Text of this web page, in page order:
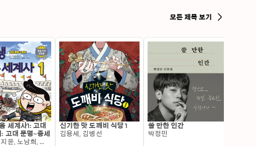
면 술술 읽히는 《용선생》 만의 장점을 고스란히 살려, 처음
분량도 방대합니다. 그래서 지금까지 어린이를 위한 세계사
이나 잘 알려진 문화재, 혹은 일부 사건이나 나라의 역사만
만 읽고 세계의 역사의 흐름을 한 번에 이해하기에는 무리가
읽히는 세계사 책으로 유명한 《교양으로 읽는 용선생 세계
중요한 줄기를 알차게 담았습니다. 부담 없는 마음으로 책을
빠져들게 됩니다.
모든 제목 보기
세계사1: 고대
고대 문명~중세
김선혜, 정지윤, 노남희, 뭉선생, 윤효식, 이우일, 김선빈, 사회평론 역사연구소
신기한 맛 도깨비 식당 1
김용세, 김병선
쓸 만한 인간
박정민